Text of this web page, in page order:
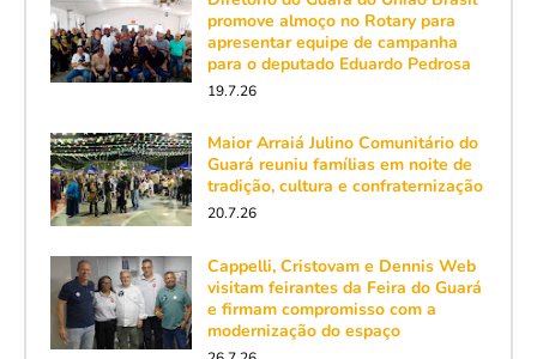
promove almoço no Rotary para
apresentar equipe de campanha
para o deputado Eduardo Pedrosa
19.7.26
Maior Arraiá Julino Comunitário do
Guará reuniu famílias em noite de
tradição, cultura e confraternização
20.7.26
Cappelli, Cristovam e Dennis Web
visitam feirantes da Feira do Guará
e firmam compromisso com a
modernização do espaço